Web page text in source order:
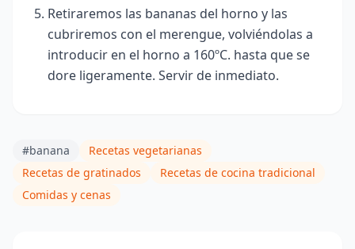
Retiraremos las bananas del horno y las
cubriremos con el merengue, volviéndolas a
introducir en el horno a 160ºC. hasta que se
dore ligeramente. Servir de inmediato.
#banana
Recetas vegetarianas
Recetas de gratinados
Recetas de cocina tradicional
Comidas y cenas